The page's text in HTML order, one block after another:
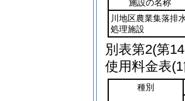
施設の名称
川地区農業集落排
処理施設
別表第2(第
使用料金表
種別